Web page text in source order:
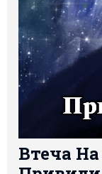
Втеча